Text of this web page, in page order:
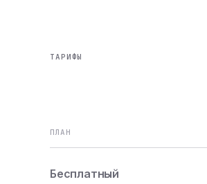
ТАРИФЫ
ПЛАН
Бесплатный